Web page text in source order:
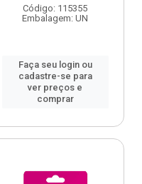
Código: 115355
Embalagem: UN
Faça seu login ou
cadastre-se para
ver preços e
comprar